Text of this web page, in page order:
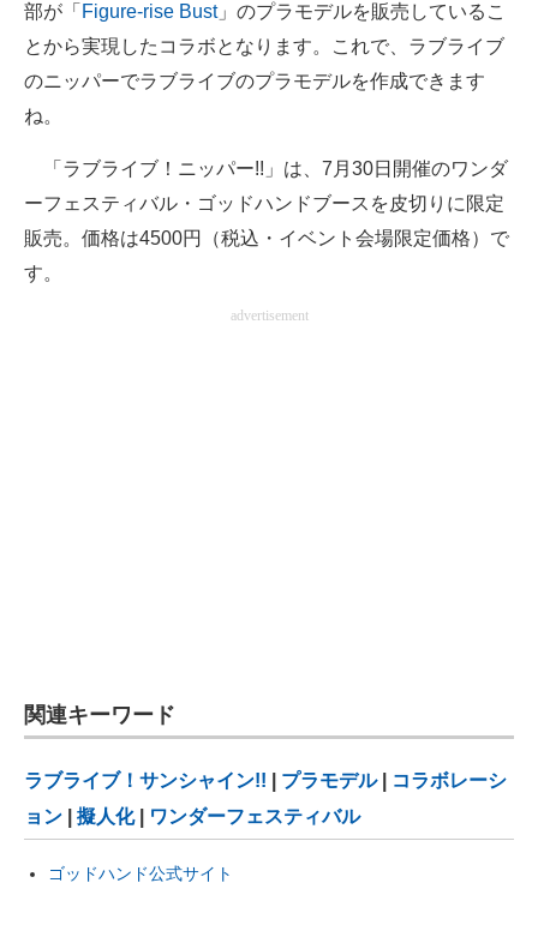
部が「 Figure-rise Bust」のプラモデルを販売しているこ
とから実現したコラボとなります。これで、ラブライブ
のニッパーでラブライブのプラモデルを作成できます
ね。
「ラブライブ！ニッパー!!」は、7月30日開催のワンダ
ーフェスティバル・ゴッドハンドブースを皮切りに限定
販売。価格は4500円（税込・イベント会場限定価格）で
す。
advertisement
関連キーワード
ラブライブ！サンシャイン!! プラモデル|
コラボレーシ
ョン
擬人化| ワンダーフェスティバル
ゴッドハンド公式サイト